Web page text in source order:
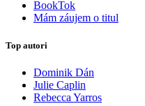
BookTok
Mám záujem o titul
Top autori
Dominik Dán
Julie Caplin
Rebecca Yarros